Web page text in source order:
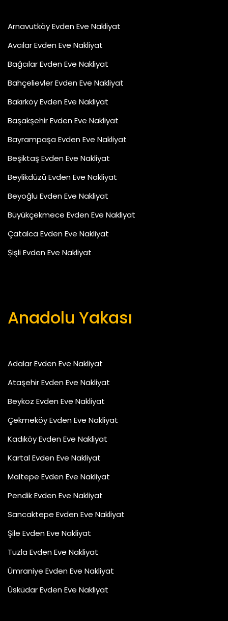
Arnavutköy Evden Eve Nakliyat
Avcılar Evden Eve Nakliyat
Bağcılar Evden Eve Nakliyat
Bahçelievler Evden Eve Nakliyat
Bakırköy Evden Eve Nakliyat
Başakşehir Evden Eve Nakliyat
Bayrampaşa Evden Eve Nakliyat
Beşiktaş Evden Eve Nakliyat
Beylikdüzü Evden Eve Nakliyat
Beyoğlu Evden Eve Nakliyat
Büyükçekmece Evden Eve Nakliyat
Çatalca Evden Eve Nakliyat
Şişli Evden Eve Nakliyat
Anadolu Yakası
Adalar Evden Eve Nakliyat
Ataşehir Evden Eve Nakliyat
Beykoz Evden Eve Nakliyat
Çekmeköy Evden Eve Nakliyat
Kadıköy Evden Eve Nakliyat
Kartal Evden Eve Nakliyat
Maltepe Evden Eve Nakliyat
Pendik Evden Eve Nakliyat
Sancaktepe Evden Eve Nakliyat
Şile Evden Eve Nakliyat
Tuzla Evden Eve Nakliyat
Ümraniye Evden Eve Nakliyat
Üsküdar Evden Eve Nakliyat